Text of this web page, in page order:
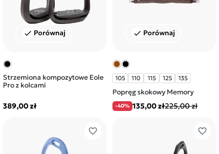
check Porównaj
Strzemiona kompozytowe Eole
Pro z kolcami
389,00 zł
check Porównaj
105 110 115 125 135
Popręg skokowy Memory
-40% 135,00 zł225,00 zł
favorite_border favorite_border